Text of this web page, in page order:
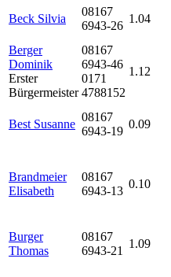
Beck Silvia
08167
6943-26
1.04
Berger
Dominik
Erster
Bürgermeister
08167
6943-46
0171
4788152
1.12
Best Susanne
08167
6943-19
0.09
Brandmeier
Elisabeth
08167
6943-13
0.10
Burger
Thomas
08167
6943-21
1.09